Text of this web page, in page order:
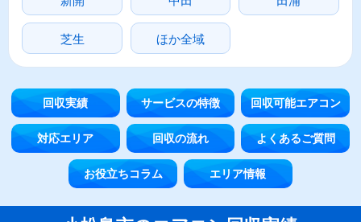
芝生 ほか全域
回収実績 サービスの特徴 回収可能エアコン
対応エリア 回収の流れ よくあるご質問
お役立ちコラム エリア情報